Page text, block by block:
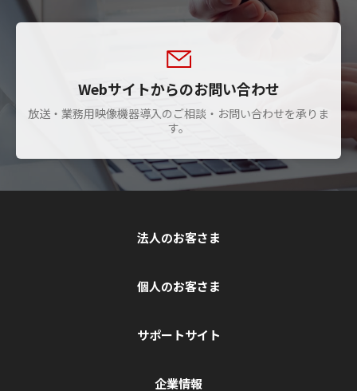
Webサイトからのお問い合わせ
放送・業務用映像機器導入のご相談・お問い合わせを承りま
す。
法人のお客さま
個人のお客さま
サポートサイト
企業情報